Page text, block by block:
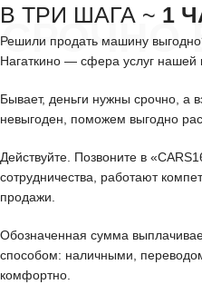
СРОЧНО
В ТРИ ШАГА ~ 1
Решили продать машину
Нагаткино — сфера услуг нашей
Бывает, деньги нужны срочно, а
невыгоден, поможем выгодно
Действуйте. Позвоните в
сотрудничества, работают
продажи.
Обозначенная сумма
способом: наличными,
комфортно.